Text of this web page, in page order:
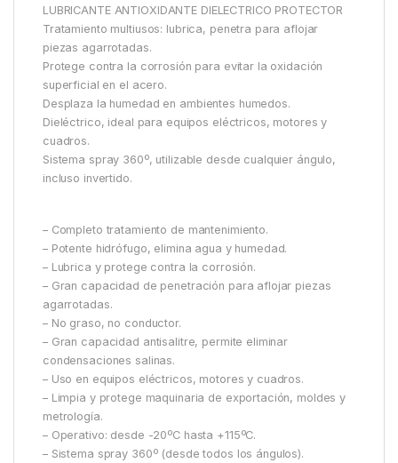
LUBRICANTE ANTIOXIDANTE DIELECTRICO PROTECTOR
Tratamiento multiusos: lubrica, penetra para aflojar
piezas agarrotadas.
Protege contra la corrosión para evitar la oxidación
superficial en el acero.
Desplaza la humedad en ambientes humedos.
Dieléctrico, ideal para equipos eléctricos, motores y
cuadros.
Sistema spray 360º, utilizable desde cualquier ángulo,
incluso invertido.
– Completo tratamiento de mantenimiento.
– Potente hidrófugo, elimina agua y humedad.
– Lubrica y protege contra la corrosión.
– Gran capacidad de penetración para aflojar piezas
agarrotadas.
– No graso, no conductor.
– Gran capacidad antisalitre, permite eliminar
condensaciones salinas.
– Uso en equipos eléctricos, motores y cuadros.
– Limpia y protege maquinaria de exportación, moldes y
metrología.
– Operativo: desde -20ºC hasta +115ºC.
– Sistema spray 360º (desde todos los ángulos).